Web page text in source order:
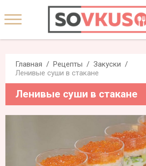
Главная Рецепты
Закуски
Ленивые суши в стакане
Ленивые суши в стакане